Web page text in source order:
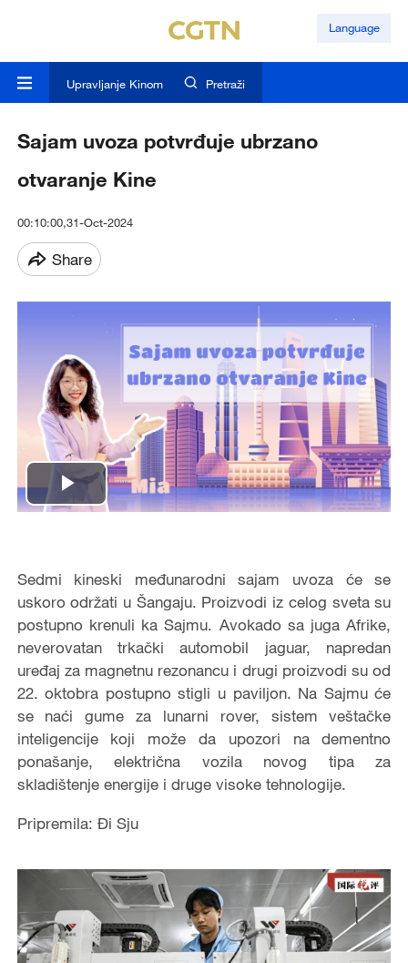
Language
Upravljanje Kinom Pretraži
Sajam uvoza potvrđuje ubrzano
otvaranje Kine
00:10:00,31-Oct-2024
Share
Play
Sedmi kineski međunarodni sajam uvoza će se
uskoro održati u Šangaju. Proizvodi iz celog sveta su
postupno krenuli ka Sajmu. Avokado sa juga Afrike,
neverovatan trkački automobil jaguar, napredan
uređaj za magnetnu rezonancu i drugi proizvodi su od
22. oktobra postupno stigli u paviljon. Na Sajmu će
se naći gume za lunarni rover, sistem veštačke
inteligencije koji može da upozori na dementno
ponašanje, električna vozila novog tipa za
skladištenje energije i druge visoke tehnologije.
Pripremila: Đi Sju